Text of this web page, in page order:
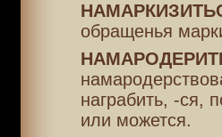
обращенья
награбить, -ся,
или можется.